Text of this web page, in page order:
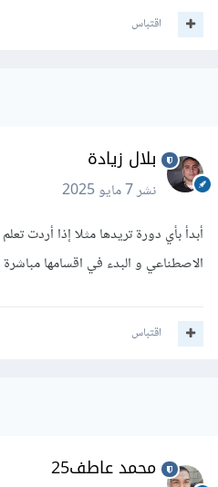
اقتباس
بلال زيادة
نشر7 مايو 2025
أبدأ بأي دورة تريدها مثلا إذا أردت
الاصطناعي و البدء في اقسامها مباشرة
اقتباس
محمد عاطف25